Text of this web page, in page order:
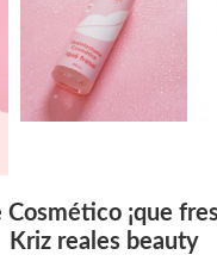
Cosmético ¡que
Kriz reales beauty